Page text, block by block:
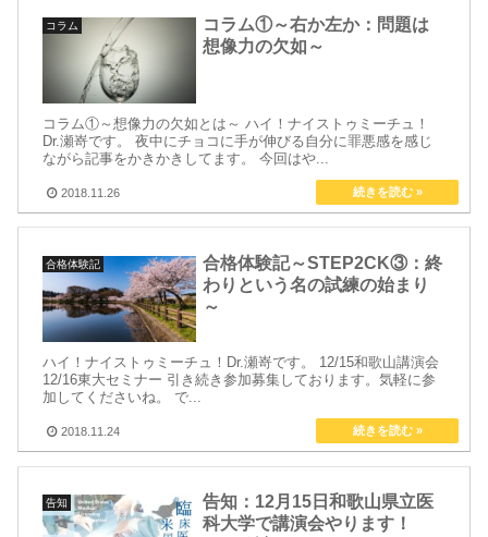
コラム
コラム①～右か左か：問題は
想像力の欠如～
コラム①～想像力の欠如とは～ ハイ！ナイストゥミーチュ！
Dr.瀬嵜です。 夜中にチョコに手が伸びる自分に罪悪感を感じ
ながら記事をかきかきしてます。 今回はや...
2018.11.26
合格体験記
合格体験記～STEP2CK③：終
わりという名の試練の始まり
～
ハイ！ナイストゥミーチュ！Dr.瀬嵜です。 12/15和歌山講演会
12/16東大セミナー 引き続き参加募集しております。気軽に参
加してくださいね。 で...
2018.11.24
告知
告知：12月15日和歌山県立医
科大学で講演会やります！